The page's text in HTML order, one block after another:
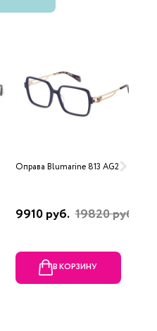
Оправа Blumarine 813 AG2
9910 руб. 19820 руб.
В КОРЗИНУ